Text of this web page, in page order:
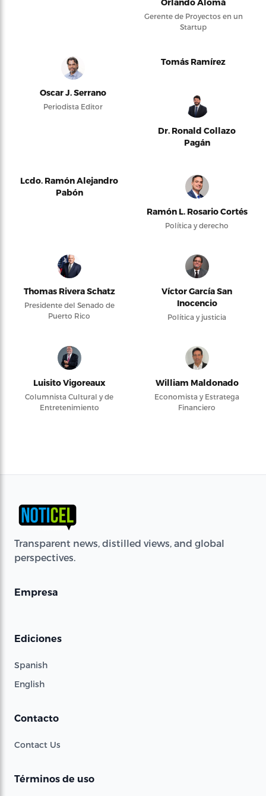
Orlando Alomá
Gerente de Proyectos en un
Startup
Oscar J. Serrano
Periodista Editor
Tomás Ramírez
Dr. Ronald Collazo
Pagán
Lcdo. Ramón Alejandro
Pabón
Ramón L. Rosario Cortés
Política y derecho
Thomas Rivera Schatz
Presidente del Senado de
Puerto Rico
Víctor García San
Inocencio
Política y justicia
Luisito Vigoreaux
Columnista Cultural y de
Entretenimiento
William Maldonado
Economista y Estratega
Financiero
Transparent news, distilled views, and global
perspectives.
Empresa
Ediciones
Spanish
English
Contacto
Contact Us
Términos de uso